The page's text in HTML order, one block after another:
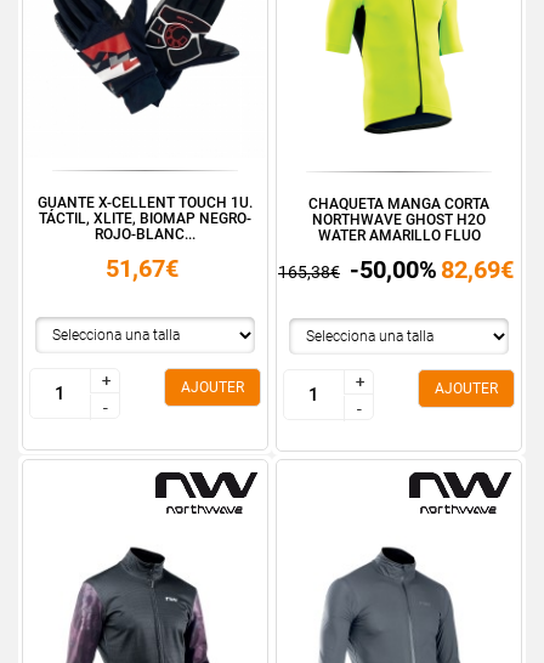
GUANTE X-CELLENT TOUCH 1U.
TÁCTIL, XLITE, BIOMAP NEGRO-
ROJO-BLANC...
51,67€
+
-
+
-
AJOUTER
CHAQUETA MANGA CORTA
NORTHWAVE GHOST H2O
WATER AMARILLO FLUO
165,38€ -50,00% 82,69€
+
-
+
-
AJOUTER